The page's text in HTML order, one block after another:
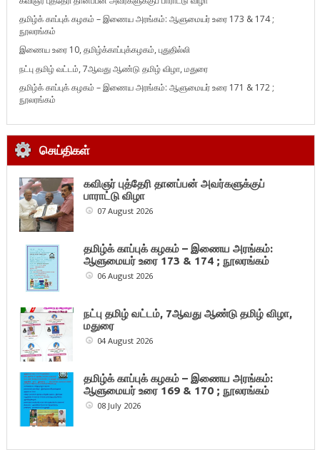
தமிழ்க் காப்புக் கழகம் – இணைய அரங்கம்: ஆளுமையர் உரை 173 & 174 ;
நூலரங்கம்
இணைய உரை 10, தமிழ்க்காப்புக்கழகம், புதுதில்லி
நட்பு தமிழ் வட்டம், 7ஆவது ஆண்டு தமிழ் விழா, மதுரை
தமிழ்க் காப்புக் கழகம் – இணைய அரங்கம்: ஆளுமையர் உரை 171 & 172 ;
நூலரங்கம்
செய்திகள்
கவிஞர் புத்தேரி தானப்பன் அவர்களுக்குப்
பாராட்டு விழா
07 August 2026
தமிழ்க் காப்புக் கழகம் – இணைய அரங்கம்:
ஆளுமையர் உரை 173 & 174 ; நூலரங்கம்
06 August 2026
நட்பு தமிழ் வட்டம், 7ஆவது ஆண்டு தமிழ் விழா,
மதுரை
04 August 2026
தமிழ்க் காப்புக் கழகம் – இணைய அரங்கம்:
ஆளுமையர் உரை 169 & 170 ; நூலரங்கம்
08 July 2026